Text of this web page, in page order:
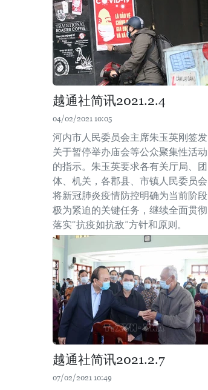
越通社简讯2021.2.4
04/02/2021 10:05
河内市人民委员会主席朱玉英刚签发
关于暂停举办庙会等公众聚集性活动
的指示。朱玉英要求各有关厅局、团
体、机关，各郡县、市镇人民委员会
将新冠肺炎疫情防控明确为当前阶段
极为紧迫的关键任务，继续全面贯彻
落实“抗疫如抗敌”方针和原则。
越通社简讯2021.2.7
07/02/2021 10:49